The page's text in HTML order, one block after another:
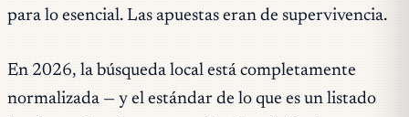
para lo esencial. Las apuestas eran de supervivencia.
En 2026, la búsqueda local está completamente
normalizada — y el estándar de lo que es un listado